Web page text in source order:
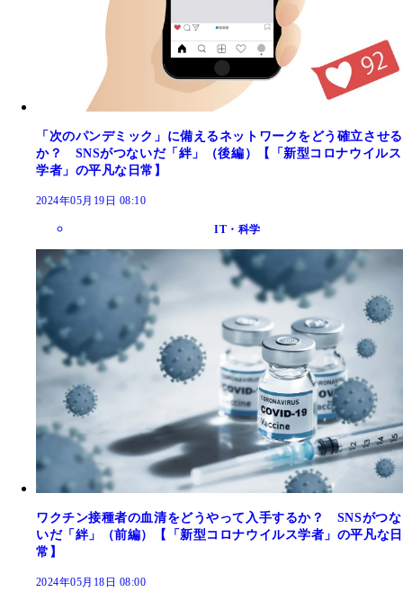
「次のパンデミック」に備えるネットワークをどう確立させる
か？ SNSがつないだ「絆」（後編）【「新型コロナウイルス
学者」の平凡な日常】
2024年05月19日 08:10
IT・科学
ワクチン接種者の血清をどうやって入手するか？ SNSがつな
いだ「絆」（前編）【「新型コロナウイルス学者」の平凡な日
常】
2024年05月18日 08:00